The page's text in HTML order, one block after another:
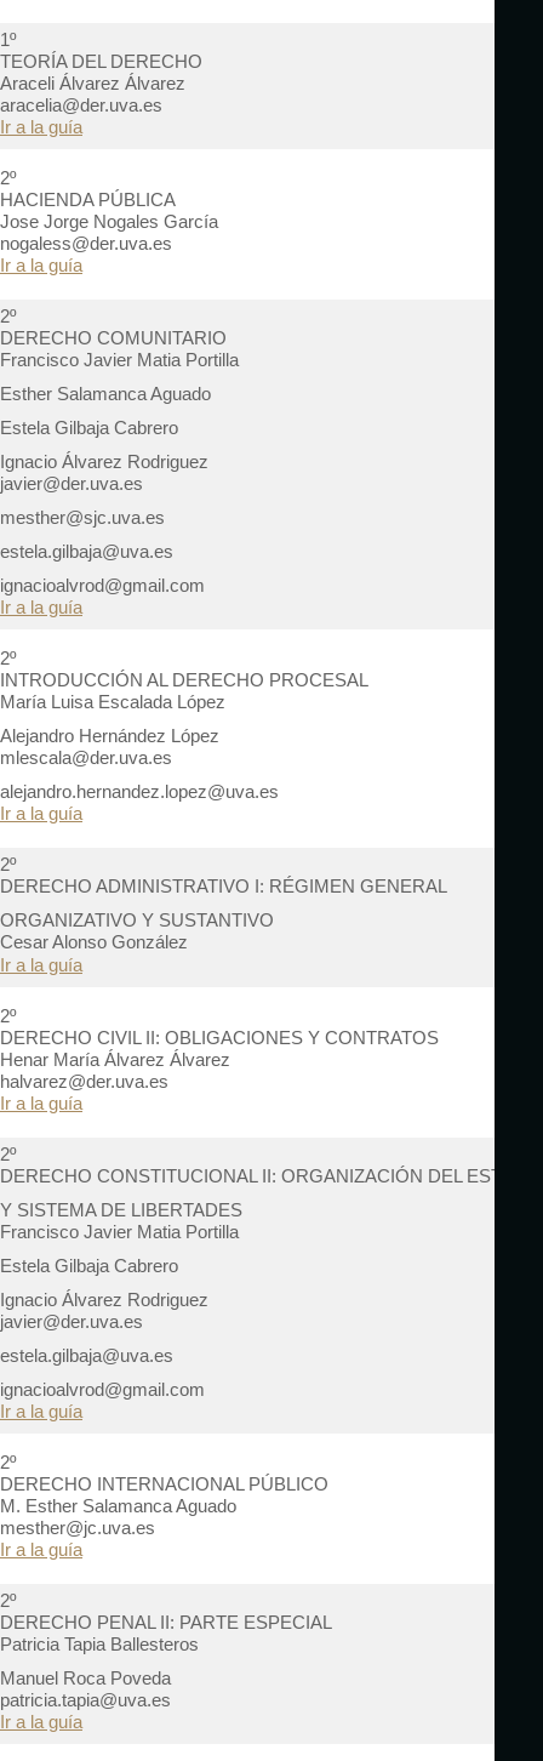
1º
TEORÍA DEL DERECHO
Araceli Álvarez Álvarez
aracelia@der.uva.es
Ir a la guía
2º
HACIENDA PÚBLICA
Jose Jorge Nogales García
nogaless@der.uva.es
Ir a la guía
2º
DERECHO COMUNITARIO
Francisco Javier Matia Portilla
Esther Salamanca Aguado
Estela Gilbaja Cabrero
Ignacio Álvarez Rodriguez
javier@der.uva.es
mesther@sjc.uva.es
estela.gilbaja@uva.es
ignacioalvrod@gmail.com
Ir a la guía
2º
INTRODUCCIÓN AL DERECHO PROCESAL
María Luisa Escalada López
Alejandro Hernández López
mlescala@der.uva.es
alejandro.hernandez.lopez@uva.es
Ir a la guía
2º
DERECHO ADMINISTRATIVO I: RÉGIMEN GENERAL
ORGANIZATIVO Y SUSTANTIVO
Cesar Alonso González
Ir a la guía
2º
DERECHO CIVIL II: OBLIGACIONES Y CONTRATOS
Henar María Álvarez Álvarez
halvarez@der.uva.es
Ir a la guía
2º
DERECHO CONSTITUCIONAL II: ORGANIZACIÓN DEL ESTADO
Y SISTEMA DE LIBERTADES
Francisco Javier Matia Portilla
Estela Gilbaja Cabrero
Ignacio Álvarez Rodriguez
javier@der.uva.es
estela.gilbaja@uva.es
ignacioalvrod@gmail.com
Ir a la guía
2º
DERECHO INTERNACIONAL PÚBLICO
M. Esther Salamanca Aguado
mesther@jc.uva.es
Ir a la guía
2º
DERECHO PENAL II: PARTE ESPECIAL
Patricia Tapia Ballesteros
Manuel Roca Poveda
patricia.tapia@uva.es
Ir a la guía